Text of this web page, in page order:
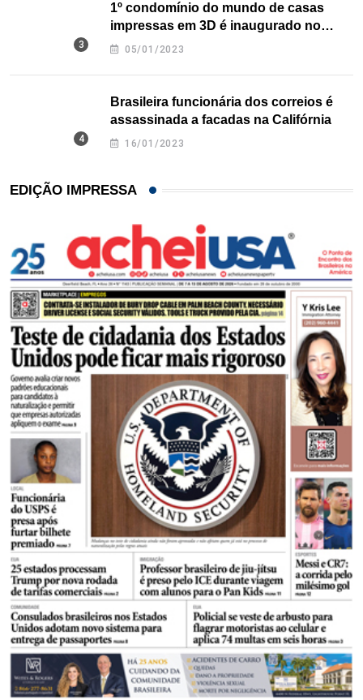
1º condomínio do mundo de casas
impressas em 3D é inaugurado no
Texas
05/01/2023
Brasileira funcionária dos correios é
assassinada a facadas na Califórnia
16/01/2023
EDIÇÃO IMPRESSA